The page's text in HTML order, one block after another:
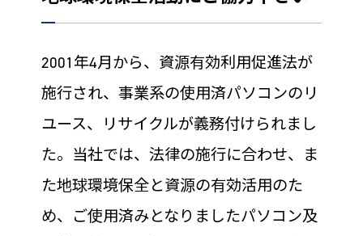
2001年4月から、資源有効利用促進法が
施行され、事業系の使用済パソコンのリ
ユース、リサイクルが義務付けられまし
た。当社では、法律の施行に合わせ、ま
た地球環境保全と資源の有効活用のた
め、ご使用済みとなりましたパソコン及